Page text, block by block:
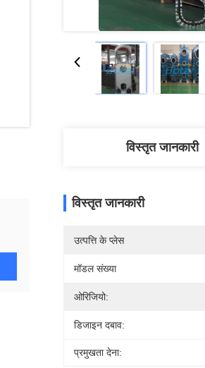
विस्तृत जानकारी
विस्तृत जानकारी
उत्पत्ति के प्लेस
मॉडल संख्या
ओरिजियो:
डिजाइन दबाव:
प्रमुखता देना: